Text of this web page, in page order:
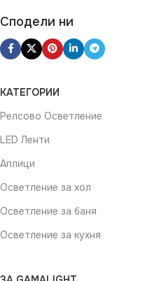
Сподели ни
КАТЕГОРИИ
Релсово Осветление
LED Ленти
Аплици
Осветление за хол
Осветление за баня
Осветление за кухня